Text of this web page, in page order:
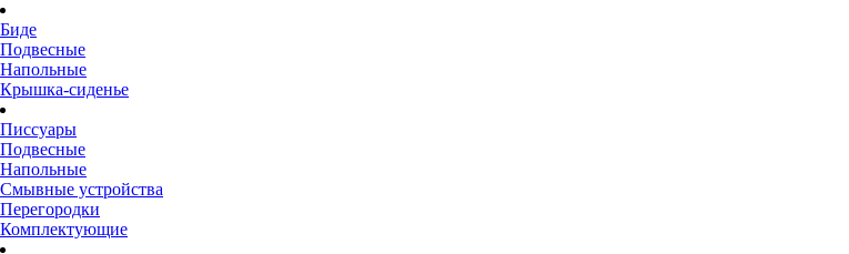
Биде
Подвесные
Напольные
Крышка-сиденье
Писсуары
Подвесные
Напольные
Смывные устройства
Перегородки
Комплектующие